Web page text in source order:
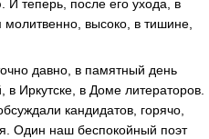
И теперь, после его ухода, в
высоко, в тишине,
давно, в памятный день
Иркутске, в Доме литераторов.
кандидатов, горячо,
Один наш беспокойный поэт